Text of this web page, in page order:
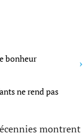
bonheur
ne rend pas